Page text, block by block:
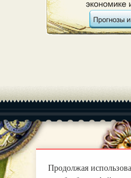
О насПродолжая